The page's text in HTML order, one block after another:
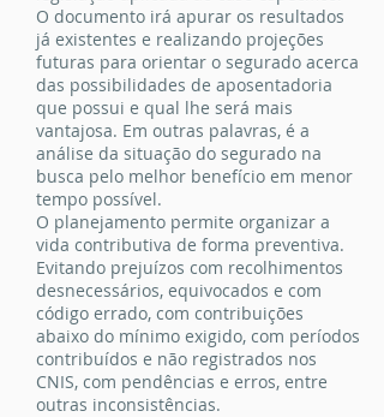
O documento irá apurar os resultados
já existentes e realizando projeções
futuras para orientar o segurado acerca
das possibilidades de aposentadoria
que possui e qual lhe será mais
vantajosa. Em outras palavras, é a
análise da situação do segurado na
busca pelo melhor benefício em menor
tempo possível.
O planejamento permite organizar a
vida contributiva de forma preventiva.
Evitando prejuízos com recolhimentos
desnecessários, equivocados e com
código errado, com contribuições
abaixo do mínimo exigido, com períodos
contribuídos e não registrados nos
CNIS, com pendências e erros, entre
outras inconsistências.